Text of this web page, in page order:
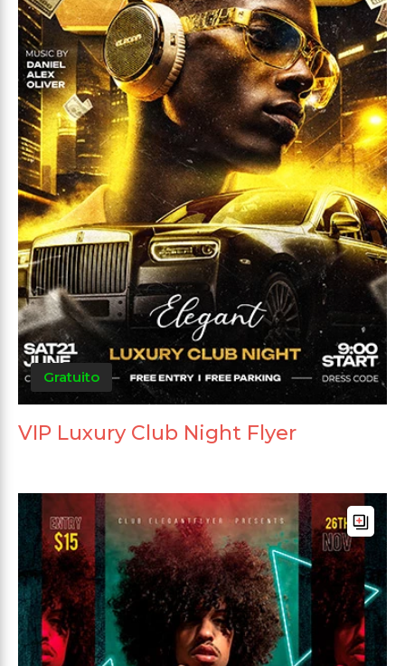
Gratuito
VIP Luxury Club Night Flyer